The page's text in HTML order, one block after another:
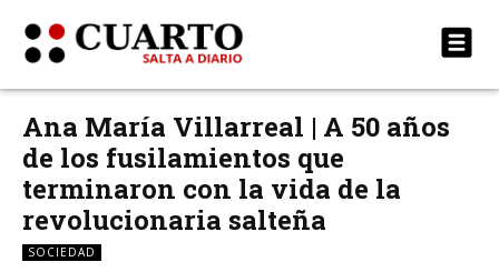
Ana María Villarreal | A 50 años
de los fusilamientos que
terminaron con la vida de la
revolucionaria salteña
SOCIEDAD